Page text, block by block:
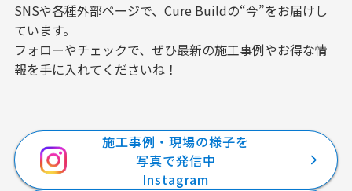
SNSや各種外部ページで、Cure Buildの“今”をお届けし
ています。
フォローやチェックで、ぜひ最新の施工事例やお得な情
報を手に入れてくださいね！
施工事例・現場の様子を
写真で発信中
Instagram